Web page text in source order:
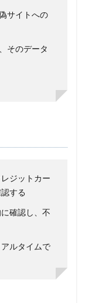
サイトへの
そのデータ
ジットカー
する
確認し、不
ルタイムで